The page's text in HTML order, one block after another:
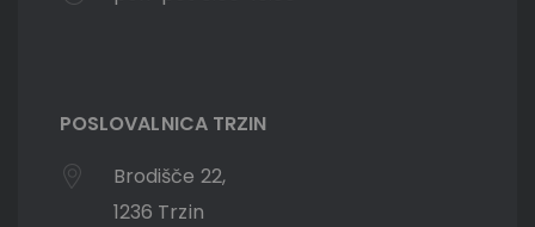
POSLOVALNICA TRZIN
Brodišče 22,
1236 Trzin